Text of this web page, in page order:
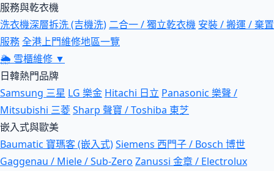
服務與乾衣機
洗衣機深層拆洗 (吉機洗) 二合一 / 獨立乾衣機 安裝 / 搬運 / 棄置
服務全港上門維修地區一覽
🌦 雪櫃維修 ▼
日韓熱門品牌
Samsung 三星 LG 樂金 Hitachi 日立 Panasonic 樂聲 /
Mitsubishi 三菱Sharp 聲寶 / Toshiba 東芝
嵌入式與歐美
Baumatic 寶瑪客 (嵌入式)Siemens 西門子 / Bosch 博世
Gaggenau / Miele / Sub-Zero Zanussi 金章 / Electrolux